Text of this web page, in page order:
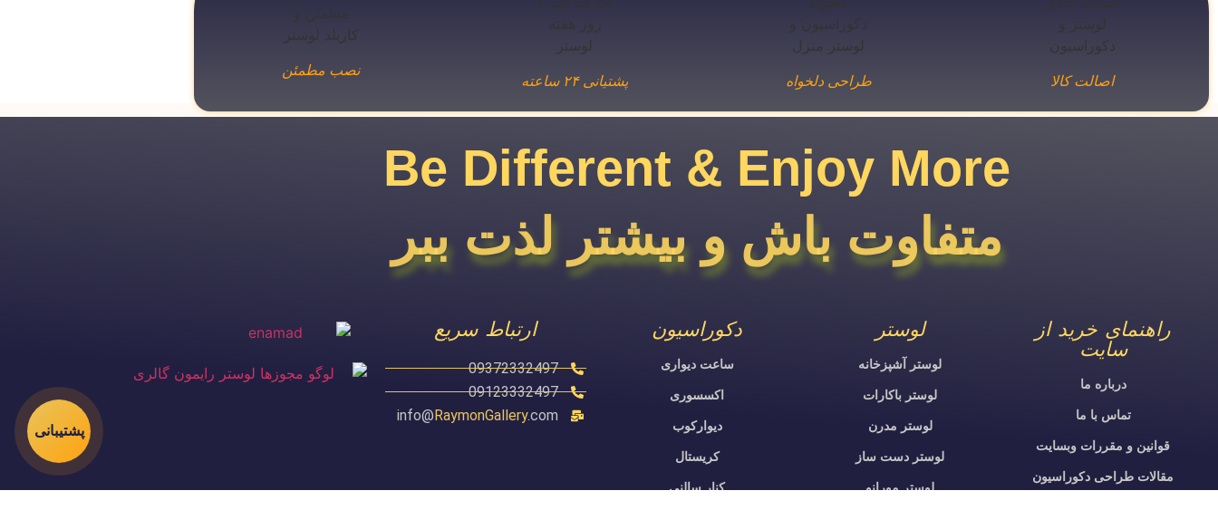
پشتیبانی
اصالت کالا طراحی دلخواه پشتیانی ۲۴ ساعته
نصب مطمئن
Be Different & Enjoy More​
متفاوت باش و بیشتر لذت ببر
راهنمای خرید از
سایت
درباره ما
تماس با ما
قوانین و مقررات وبسایت
مقالات طراحی دکوراسیون
لوستر
لوستر آشپزخانه
لوستر باکارات
لوستر مدرن
لوستر دست ساز
لوستر مورانو
دکوراسیون
ساعت دیواری
اکسسوری
دیوارکوب
کریستال
کنار سالنی
ارتباط سریع
09372332497
09123332497
info@RaymonGallery.com